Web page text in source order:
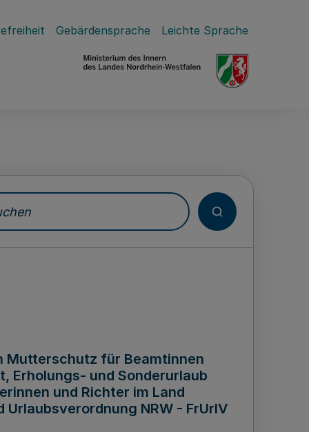
Gebärdensprache Leichte Sprache
Mutterschutz für Beamtinnen
Erholungs- und Sonderurlaub
und Richter im Land
NRW - FrUrlV